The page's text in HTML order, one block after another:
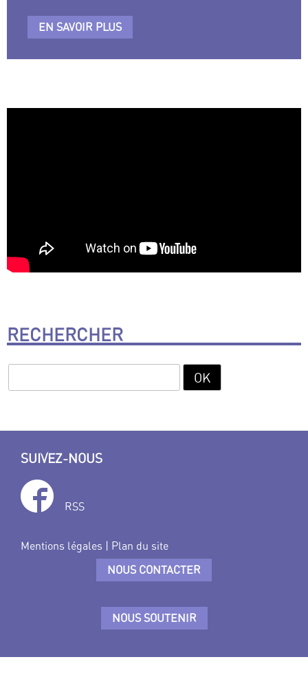
EN SAVOIR PLUS
RECHERCHER
SUIVEZ-NOUS
RSS
Mentions légales | Plan du site
NOUS CONTACTER
NOUS SOUTENIR